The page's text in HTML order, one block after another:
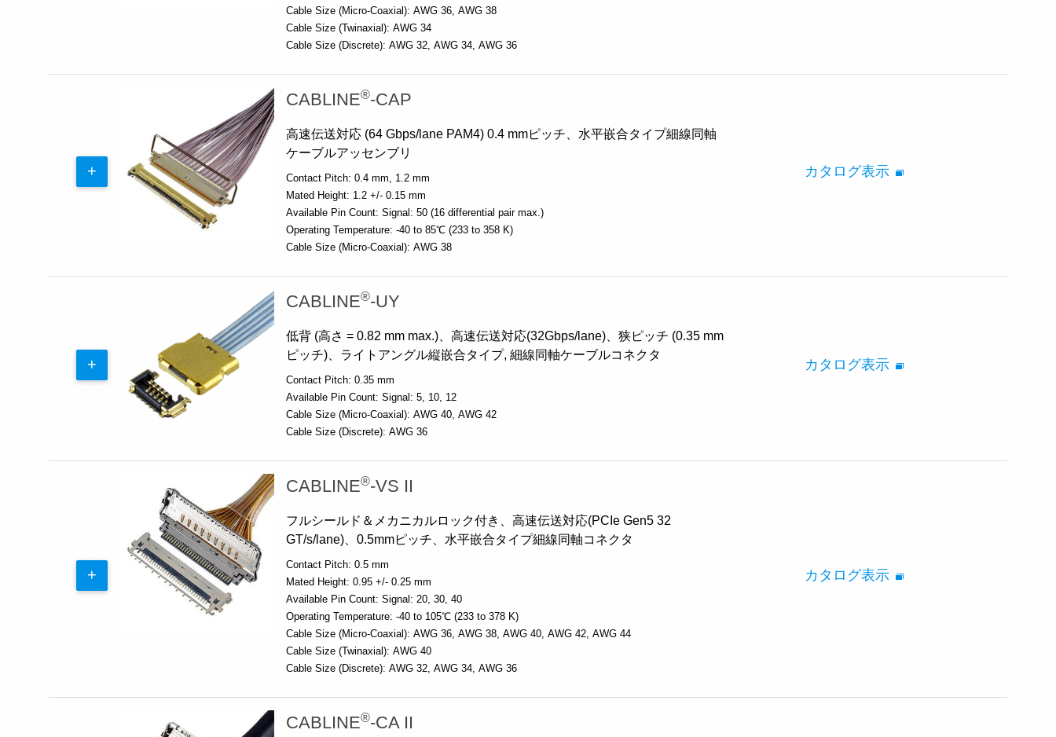
Cable Size (Micro-Coaxial): AWG 36 AWG 38
Cable Size (Twinaxial): AWG 34
Cable Size (Discrete): AWG 32 AWG 34 AWG 36
CABLINE®-CAP
高速伝送対応 (64 Gbps/lane PAM4) 0.4 mmピッチ、水平嵌合タイプ細線同軸
ケーブルアッセンブリ
Contact Pitch: 0.4 mm
1.2 mm
Mated Height: 1.2 +/- 0.15 mm
Available Pin Count: Signal: 50 (16 differential pair max.)
Operating Temperature: -40 to 85℃ (233 to 358 K)
Cable Size (Micro-Coaxial): AWG 38
カタログ表示
CABLINE®-UY
低背 (高さ = 0.82 mm max.)、高速伝送対応(32Gbps/lane)、狭ピッチ (0.35 mm
ピッチ)、ライトアングル縦嵌合タイプ, 細線同軸ケーブルコネクタ
Contact Pitch: 0.35 mm
Available Pin Count: Signal: 5, 10, 12
Cable Size (Micro-Coaxial): AWG 40 AWG 42
Cable Size (Discrete): AWG 36
カタログ表示
CABLINE®-VS II
フルシールド＆メカニカルロック付き、高速伝送対応(PCIe Gen5 32
GT/s/lane)、0.5mmピッチ、水平嵌合タイプ細線同軸コネクタ
Contact Pitch: 0.5 mm
Mated Height: 0.95 +/- 0.25 mm
Available Pin Count: Signal: 20, 30, 40
Operating Temperature: -40 to 105℃ (233 to 378 K)
Cable Size (Micro-Coaxial): AWG 36 AWG 38 AWG 40 AWG 42 AWG 44
Cable Size (Twinaxial): AWG 40
Cable Size (Discrete): AWG 32 AWG 34 AWG 36
カタログ表示
CABLINE®-CA II